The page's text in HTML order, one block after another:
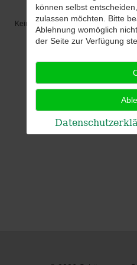
Keine Termine
können selbst
zulassen möchten. Bitte
Ablehnung womöglich
der Seite zur Verfügung